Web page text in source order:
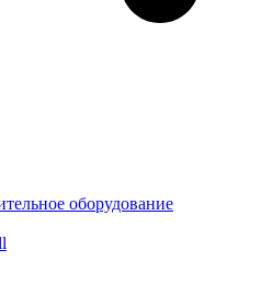
оборудование